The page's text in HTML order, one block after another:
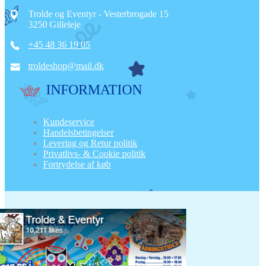
Trolde og Eventyr - Vesterbrogade 15
3250 Gilleleje
+45 48 36 19 05
troldeshop@mail.dk
INFORMATION
Kundeservice
Handelsbetingelser
Levering og Retur politik
Privatlivs- & Cookie politik
Fortrydelse af køb